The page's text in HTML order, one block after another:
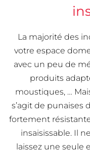
La majorité des
votre espace
avec un peu de
produits
moustiques, …
s’agit de punaises
fortement
insaisissable. Il
laissez une seule